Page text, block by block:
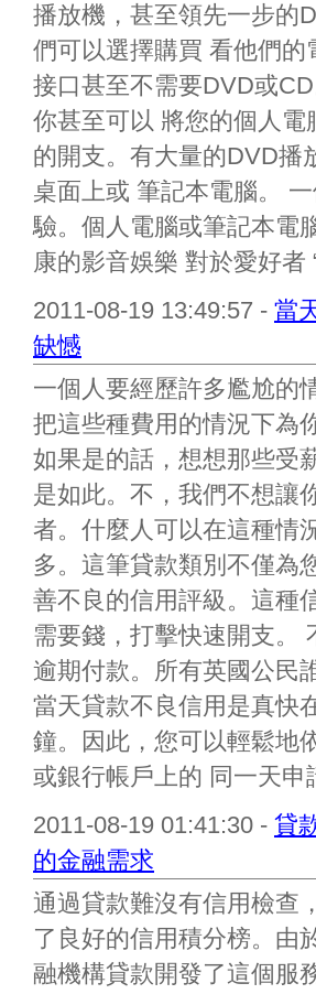
播放機，甚至領先一步的
們可以選擇購買 看他們
接口甚至不需要DVD或
你甚至可以 將您的個人
的開支。有大量的DVD播
桌面上或 筆記本電腦。
驗。個人電腦或筆記本電
康的影音娛樂 對於愛好者
2011-08-19 13:49:57 - 當
缺憾
一個人要經歷許多尷尬的
把這些種費用的情況下為
如果是的話，想想那些受
是如此。不，我們不想讓
者。什麼人可以在這種情
多。這筆貸款類別不僅為
善不良的信用評級。這種
需要錢，打擊快速開支。
逾期付款。所有英國公民
當天貸款不良信用是真快
鐘。因此，您可以輕鬆地
或銀行帳戶上的 同一天申
2011-08-19 01:41:30 - 貸
的金融需求
通過貸款難沒有信用檢查
了良好的信用積分榜。由
融機構貸款開發了這個服